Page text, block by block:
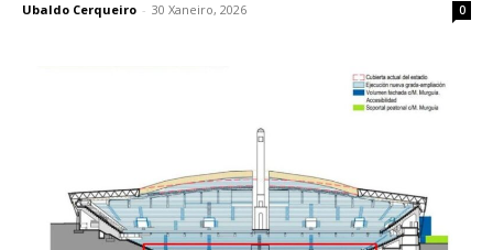
Ubaldo Cerqueiro - 30 Xaneiro, 2026 0